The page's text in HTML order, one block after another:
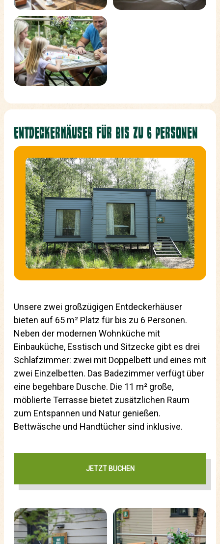
ENTDECKERHÄUSER FÜR BIS ZU 6 PERSONEN
Unsere zwei großzügigen Entdeckerhäuser
bieten auf 65 m² Platz für bis zu 6 Personen.
Neben der modernen Wohnküche mit
Einbauküche, Esstisch und Sitzecke gibt es drei
Schlafzimmer: zwei mit Doppelbett und eines mit
zwei Einzelbetten. Das Badezimmer verfügt über
eine begehbare Dusche. Die 11 m² große,
möblierte Terrasse bietet zusätzlichen Raum
zum Entspannen und Natur genießen.
Bettwäsche und Handtücher sind inklusive.
JETZT BUCHEN